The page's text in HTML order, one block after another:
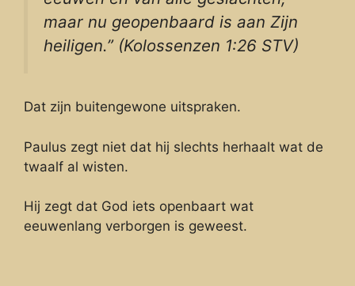
maar nu geopenbaard is aan Zijn
heiligen.” (Kolossenzen 1:26 STV)
Dat zijn buitengewone uitspraken.
Paulus zegt niet dat hij slechts herhaalt wat de
twaalf al wisten.
Hij zegt dat God iets openbaart wat
eeuwenlang verborgen is geweest.